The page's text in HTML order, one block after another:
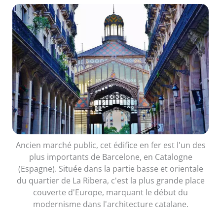
Ancien marché public, cet édifice en fer est l'un des
plus importants de Barcelone, en Catalogne
(Espagne). Située dans la partie basse et orientale
du quartier de La Ribera, c'est la plus grande place
couverte d'Europe, marquant le début du
modernisme dans l'architecture catalane.